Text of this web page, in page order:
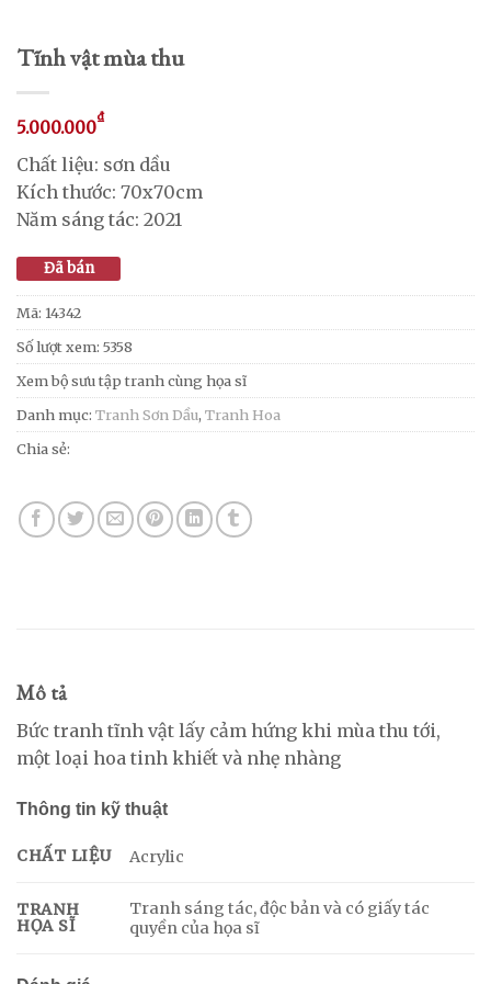
Tĩnh vật mùa thu
5.000.000₫
Chất liệu: sơn dầu
Kích thước: 70x70cm
Năm sáng tác: 2021
Đã bán
Mã: 14342
Số lượt xem: 5358
Xem bộ sưu tập tranh cùng họa sĩ
Danh mục: Tranh Sơn Dầu, Tranh Hoa
Chia sẻ:
Mô tả
Bức tranh tĩnh vật lấy cảm hứng khi mùa thu tới,
một loại hoa tinh khiết và nhẹ nhàng
Thông tin kỹ thuật
CHẤT LIỆU Acrylic
TRANH
HỌA SĨ
Tranh sáng tác, độc bản và có giấy tác
quyền của họa sĩ